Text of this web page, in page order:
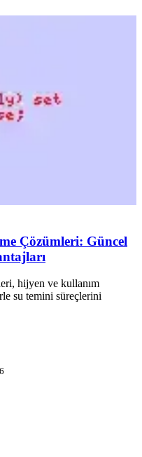
Çözümleri: Güncel
hijyen ve kullanım
su temini süreçlerini